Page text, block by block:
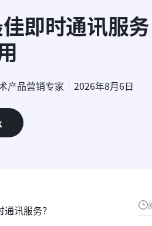
即时通讯服
产品营销专家 2026年8月6日
讯服务？